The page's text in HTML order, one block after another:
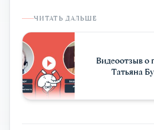
ЧИТАТЬ ДАЛЬШЕ
Видеоотзыв о
Татьяна